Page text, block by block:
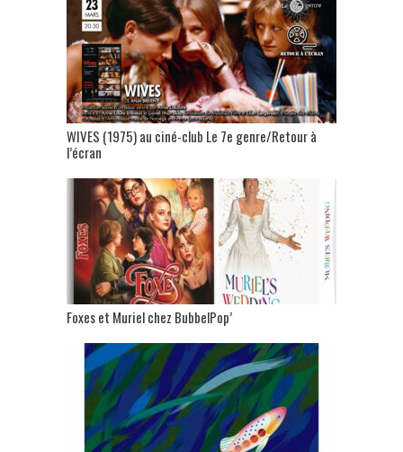
WIVES (1975) au ciné-club Le 7e genre/Retour à
l’écran
Foxes et Muriel chez BubbelPop’